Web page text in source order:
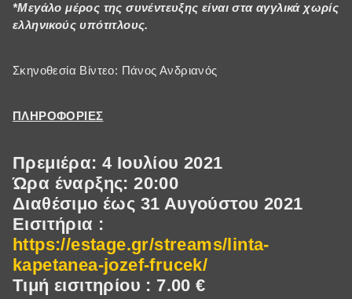
*Μεγάλο μέρος της συνέντευξης είναι στα αγγλικά χωρίς
ελληνικούς υπότιτλους.
Σκηνοθεσία Βίντεο: Πάνος Ανδριανός
ΠΛΗΡΟΦΟΡΙΕΣ
Πρεμιέρα: 4 Ιουλίου 2021
Ώρα έναρξης: 20:00
Διαθέσιμο έως 31 Αυγούστου 2021
Εισιτήρια :
https://estage.gr/streams/linta-
kapetanea-jozef-frucek/
Τιμή εισιτηρίου : 7.00 ‎€